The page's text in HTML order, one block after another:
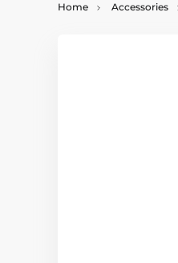
Home Accessories